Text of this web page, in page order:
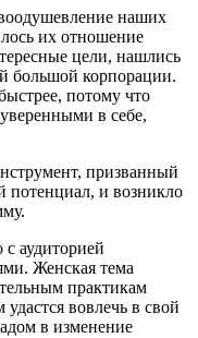
наших
их отношение
цели, нашлись
большой корпорации.
потому что
в себе,
призванный
потенциал, и возникло
с аудиторией
Женская тема
практикам
вовлечь в свой
в изменение